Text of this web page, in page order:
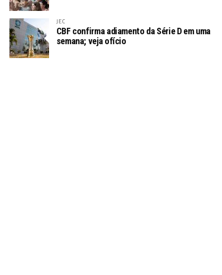
JEC
CBF confirma adiamento da Série D em uma
semana; veja ofício